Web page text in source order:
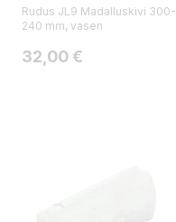
Rudus JL9 Madalluskivi 300-
240 mm, vasen
Hinta
32,00 €